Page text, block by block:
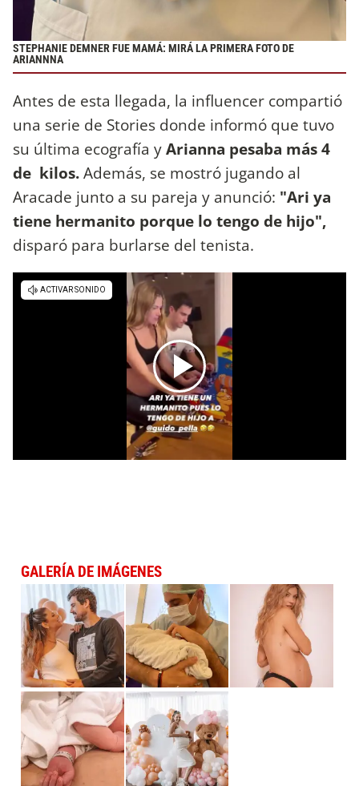
STEPHANIE DEMNER FUE MAMÁ: MIRÁ LA PRIMERA FOTO DE
ARIANNNA
Antes de esta llegada, la influencer compartió
una serie de Stories donde informó que tuvo
su última ecografía yArianna pesaba más 4
de kilos.Además, se mostró jugando al
Aracade junto a su pareja y anunció: "Ari ya
tiene hermanito porque lo tengo de hijo",
disparó para burlarse del tenista.
GALERÍA DE IMÁGENES